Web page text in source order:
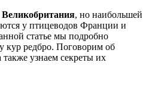
Великобритания, но наибольшей
у птицеводов Франции и
статье мы подробно
кур редбро. Поговорим об
узнаем секреты их